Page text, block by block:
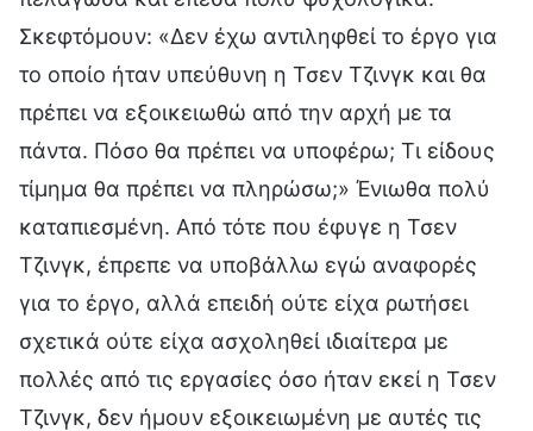
Σκεφτόμουν: «Δεν έχω αντιληφθεί το έργο για
το οποίο ήταν υπεύθυνη η Τσεν Τζινγκ και θα
πρέπει να εξοικειωθώ από την αρχή με τα
πάντα. Πόσο θα πρέπει να υποφέρω; Τι είδους
τίμημα θα πρέπει να πληρώσω;» Ένιωθα πολύ
καταπιεσμένη. Από τότε που έφυγε η Τσεν
Τζινγκ, έπρεπε να υποβάλλω εγώ αναφορές
για το έργο, αλλά επειδή ούτε είχα ρωτήσει
σχετικά ούτε είχα ασχοληθεί ιδιαίτερα με
πολλές από τις εργασίες όσο ήταν εκεί η Τσεν
Τζινγκ, δεν ήμουν εξοικειωμένη με αυτές τις